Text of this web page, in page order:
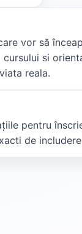
vor să
si
reala.
pentru
de